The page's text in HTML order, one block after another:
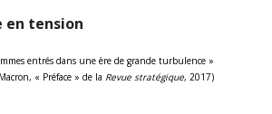
en tension
entrés dans une ère de grande turbulence »
« Préface » de la Revue stratégique, 2017)